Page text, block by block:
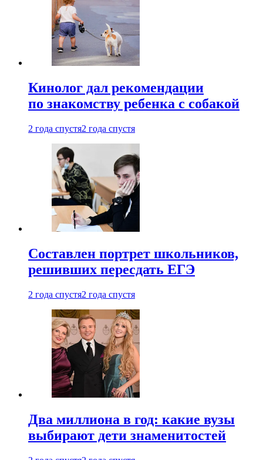
Кинолог дал рекомендации
по знакомству ребенка с собакой
2 года спустя2 года спустя
Составлен портрет школьников,
решивших пересдать ЕГЭ
2 года спустя2 года спустя
Два миллиона в год: какие вузы
выбирают дети знаменитостей